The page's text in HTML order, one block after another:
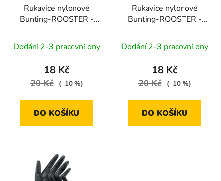
Rukavice nylonové
Bunting-ROOSTER -
Dodání 2-3 pracovní dny
18 Kč
20 Kč (–10 %)
DO KOŠÍKU
Rukavice nylonové
Bunting-ROOSTER -
Dodání 2-3 pracovní dny
18 Kč
20 Kč (–10 %)
DO KOŠÍKU